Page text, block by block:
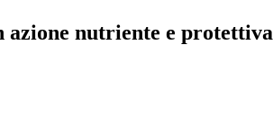
azione nutriente e protettiva